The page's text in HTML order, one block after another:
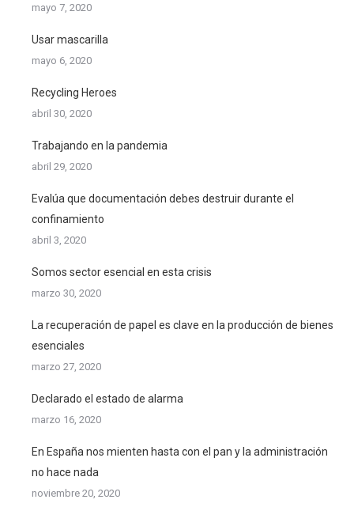
mayo 7, 2020
Usar mascarilla
mayo 6, 2020
Recycling Heroes
abril 30, 2020
Trabajando en la pandemia
abril 29, 2020
Evalúa que documentación debes destruir durante el
confinamiento
abril 3, 2020
Somos sector esencial en esta crisis
marzo 30, 2020
La recuperación de papel es clave en la producción de bienes
esenciales
marzo 27, 2020
Declarado el estado de alarma
marzo 16, 2020
En España nos mienten hasta con el pan y la administración
no hace nada
noviembre 20, 2020